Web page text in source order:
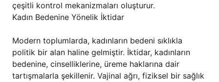
çeşitli kontrol mekanizmaları oluşturur.
Kadın Bedenine Yönelik İktidar
Modern toplumlarda, kadınların bedeni sıklıkla
politik bir alan haline gelmiştir. İktidar, kadınların
bedenine, cinselliklerine, üreme haklarına dair
tartışmalarla şekillenir. Vajinal ağrı, fiziksel bir sağlık